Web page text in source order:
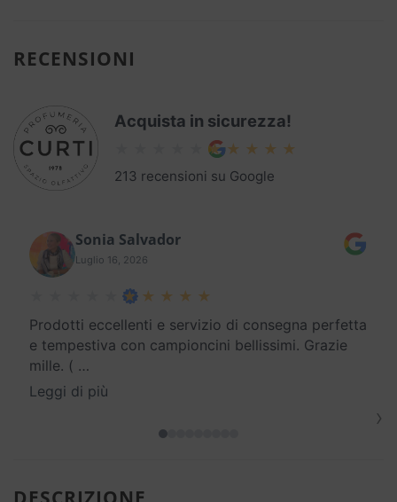
RECENSIONI
Acquista in sicurezza!
213 recensioni su Google
Sonia Salvador
Luglio 16, 2026
Prodotti eccellenti e servizio di consegna perfetta
e tempestiva con campioncini bellissimi. Grazie
mille. ( …
Leggi di più
›